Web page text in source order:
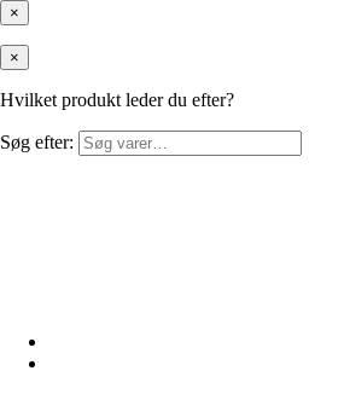
×
×
Hvilket produkt leder du efter?
Søg efter: